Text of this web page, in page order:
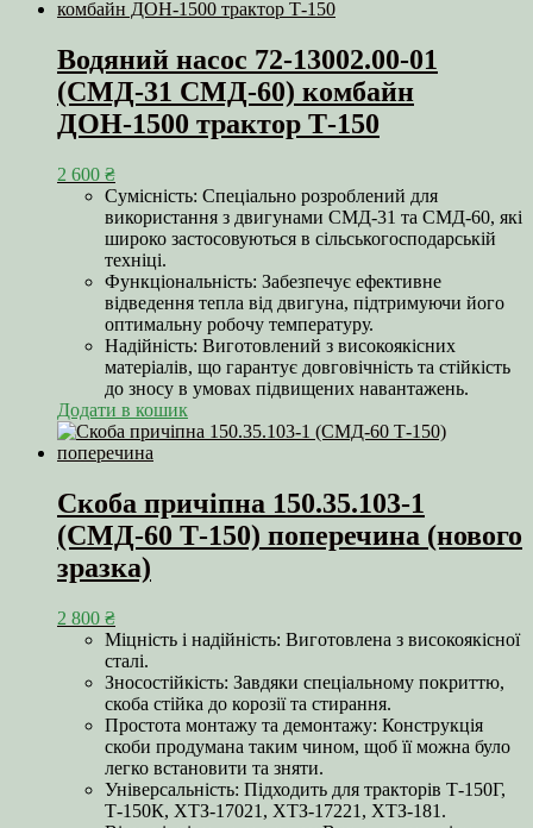
Водяний насос 72-13002.00-01
(СМД-31 СМД-60) комбайн
ДОН-1500 трактор Т-150
2 600 ₴
Сумісність: Спеціально розроблений для
використання з двигунами СМД-31 та СМД-60, які
широко застосовуються в сільськогосподарській
техніці.
Функціональність: Забезпечує ефективне
відведення тепла від двигуна, підтримуючи його
оптимальну робочу температуру.
Надійність: Виготовлений з високоякісних
матеріалів, що гарантує довговічність та стійкість
до зносу в умовах підвищених навантажень.
Додати в кошик
Скоба причіпна 150.35.103-1
(СМД-60 Т-150) поперечина (нового
зразка)
2 800 ₴
Міцність і надійність: Виготовлена з високоякісної
сталі.
Зносостійкість: Завдяки спеціальному покриттю,
скоба стійка до корозії та стирання.
Простота монтажу та демонтажу: Конструкція
скоби продумана таким чином, щоб її можна було
легко встановити та зняти.
Універсальність: Підходить для тракторів Т-150Г,
Т-150К, ХТЗ-17021, ХТЗ-17221, ХТЗ-181.